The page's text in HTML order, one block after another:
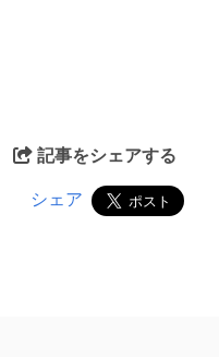
記事をシェアする
シェア